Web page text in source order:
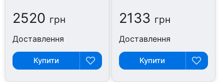
2520 грн
Доставлення
Купити
2133 грн
Доставлення
Купити